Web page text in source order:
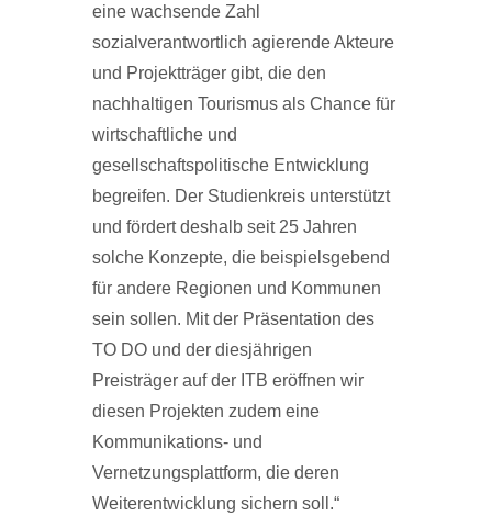
eine wachsende Zahl
sozialverantwortlich agierende Akteure
und Projektträger gibt, die den
nachhaltigen Tourismus als Chance für
wirtschaftliche und
gesellschaftspolitische Entwicklung
begreifen. Der Studienkreis unterstützt
und fördert deshalb seit 25 Jahren
solche Konzepte, die beispielsgebend
für andere Regionen und Kommunen
sein sollen. Mit der Präsentation des
TO DO und der diesjährigen
Preisträger auf der ITB eröffnen wir
diesen Projekten zudem eine
Kommunikations- und
Vernetzungsplattform, die deren
Weiterentwicklung sichern soll.“